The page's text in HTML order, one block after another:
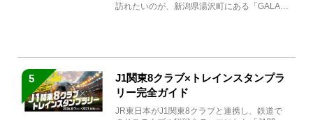
訪れたいのが、新潟県湯沢町にある「GALA湯
5
J1関東8クラブ×トレインスタンプラ
リー完全ガイド
JR東日本がJ1関東8クラブと連携し、鉄道で